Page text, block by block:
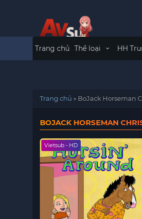
Trang chủ Thể loại HH
Trang chủ » BoJack Horseman
BOJACK HORSEMAN
Vietsub - HD